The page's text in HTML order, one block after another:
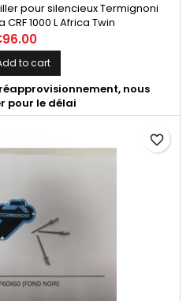
pour silencieux Termignoni
CRF 1000 L Africa Twin
to cart
réapprovisionnement, nous
pour le délai
favorite_border